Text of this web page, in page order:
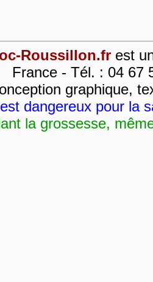
Roussillon.frest
France - Tél. : 04 67
graphique,
dangereux pour la
la grossesse,